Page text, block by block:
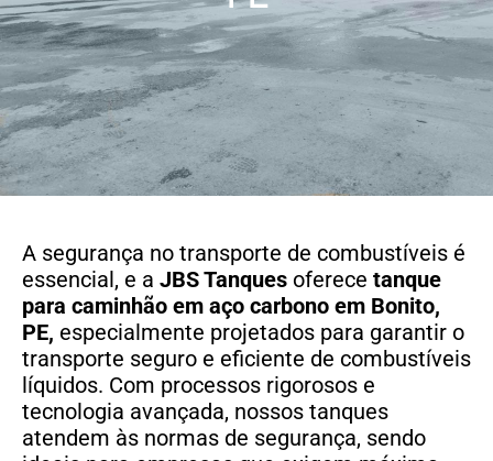
A segurança no transporte de combustíveis é
essencial, e a JBS Tanques oferece tanque
para caminhão em aço carbono em Bonito,
PE, especialmente projetados para garantir o
transporte seguro e eficiente de combustíveis
líquidos. Com processos rigorosos e
tecnologia avançada, nossos tanques
atendem às normas de segurança, sendo